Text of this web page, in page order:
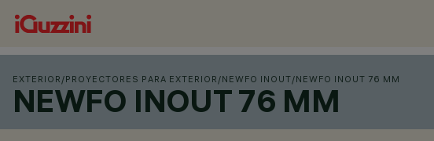
EXTERIOR /PROYECTORES PARA EXTERIOR /NEWFO INOUT/NEWFO INOUT 76 MM
NEWFO INOUT 76 MM